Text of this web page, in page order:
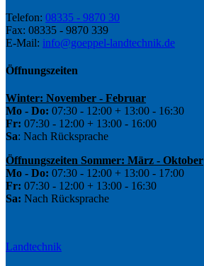
Telefon: 08335 - 9870 30
Fax: 08335 - 9870 339
E-Mail: info@goeppel-landtechnik.de
Öffnungszeiten
Winter: November - Februar
Mo - Do: 07:30 - 12:00 + 13:00 - 16:30
Fr: 07:30 - 12:00 + 13:00 - 16:00
Sa: Nach Rücksprache
Öffnungszeiten Sommer: März - Oktober
Mo - Do: 07:30 - 12:00 + 13:00 - 17:00
Fr: 07:30 - 12:00 + 13:00 - 16:30
Sa: Nach Rücksprache
Landtechnik